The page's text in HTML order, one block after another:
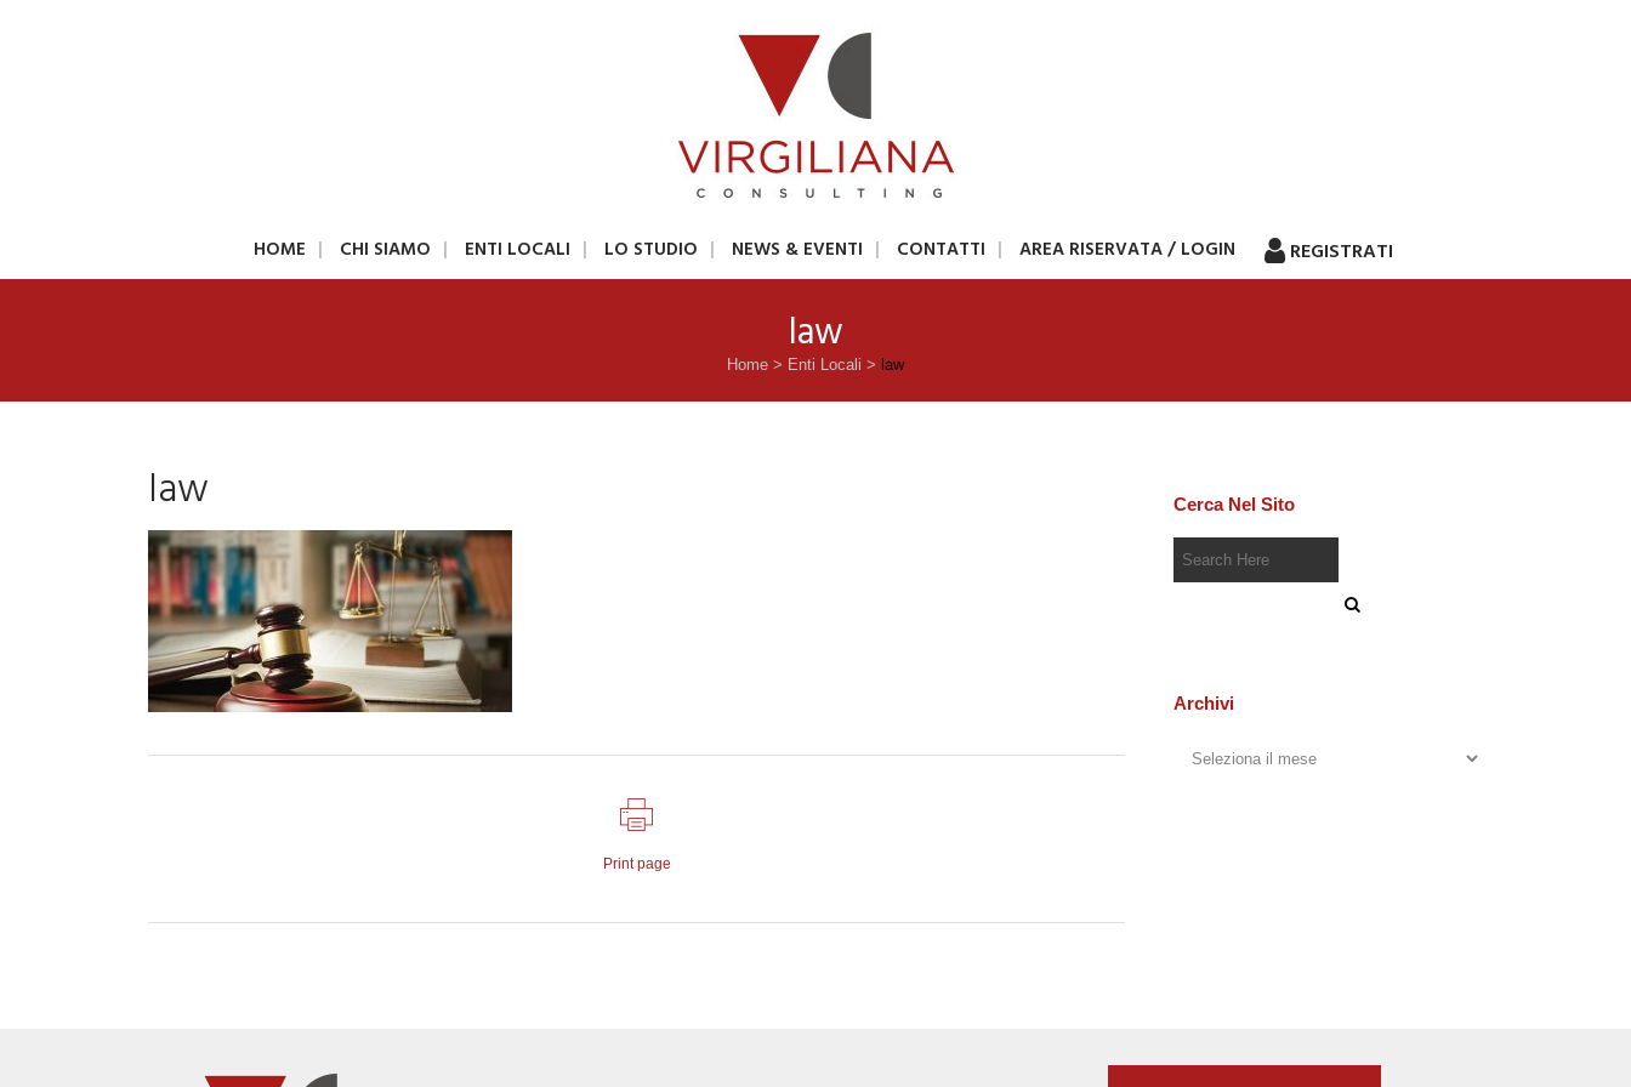
HOME CHI SIAMO ENTI LOCALI LO STUDIO NEWS & EVENTI CONTATTI AREA RISERVATA / LOGIN REGISTRATI
law
Home > Enti Locali > law
law
Print page
Cerca Nel Sito
Archivi
Archivi